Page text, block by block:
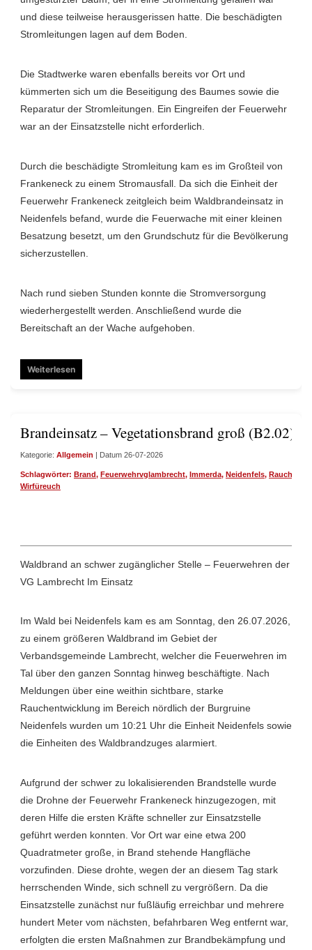
und diese teilweise herausgerissen hatte. Die beschädigten
Stromleitungen lagen auf dem Boden.
Die Stadtwerke waren ebenfalls bereits vor Ort und
kümmerten sich um die Beseitigung des Baumes sowie die
Reparatur der Stromleitungen. Ein Eingreifen der Feuerwehr
war an der Einsatzstelle nicht erforderlich.
Durch die beschädigte Stromleitung kam es im Großteil von
Frankeneck zu einem Stromausfall. Da sich die Einheit der
Feuerwehr Frankeneck zeitgleich beim Waldbrandeinsatz in
Neidenfels befand, wurde die Feuerwache mit einer kleinen
Besatzung besetzt, um den Grundschutz für die Bevölkerung
sicherzustellen.
Nach rund sieben Stunden konnte die Stromversorgung
wiederhergestellt werden. Anschließend wurde die
Bereitschaft an der Wache aufgehoben.
Weiterlesen
Brandeinsatz – Vegetationsbrand groß (B2.02)
Kategorie: Allgemein | Datum 26-07-2026
Schlagwörter: Brand, Feuerwehrvglambrecht, Immerda, Neidenfels,
Wirfüreuch
Waldbrand an schwer zugänglicher Stelle – Feuerwehren der
VG Lambrecht Im Einsatz
Im Wald bei Neidenfels kam es am Sonntag, den 26.07.2026,
zu einem größeren Waldbrand im Gebiet der
Verbandsgemeinde Lambrecht, welcher die Feuerwehren im
Tal über den ganzen Sonntag hinweg beschäftigte. Nach
Meldungen über eine weithin sichtbare, starke
Rauchentwicklung im Bereich nördlich der Burgruine
Neidenfels wurden um 10:21 Uhr die Einheit Neidenfels sowie
die Einheiten des Waldbrandzuges alarmiert.
Aufgrund der schwer zu lokalisierenden Brandstelle wurde
die Drohne der Feuerwehr Frankeneck hinzugezogen, mit
deren Hilfe die ersten Kräfte schneller zur Einsatzstelle
geführt werden konnten. Vor Ort war eine etwa 200
Quadratmeter große, in Brand stehende Hangfläche
vorzufinden. Diese drohte, wegen der an diesem Tag stark
herrschenden Winde, sich schnell zu vergrößern. Da die
Einsatzstelle zunächst nur fußläufig erreichbar und mehrere
hundert Meter vom nächsten, befahrbaren Weg entfernt war,
erfolgten die ersten Maßnahmen zur Brandbekämpfung und